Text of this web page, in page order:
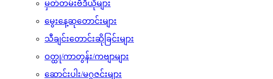
မှတ်တမ်းဗီဒီယိုများ
မွေးနေ့ဆုတောင်းများ
သီချင်းတောင်းဆိုခြင်းများ
ဝတ္ထု/ကာတွန်း/ကဗျာများ
ဆောင်းပါး/မဂ္ဂဇင်းများ